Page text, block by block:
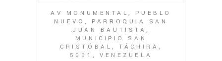
AV MONUMENTAL, PUEBLO
NUEVO, PARROQUIA SAN
JUAN BAUTISTA,
MUNICIPIO SAN
CRISTÓBAL, TÁCHIRA,
5001, VENEZUELA